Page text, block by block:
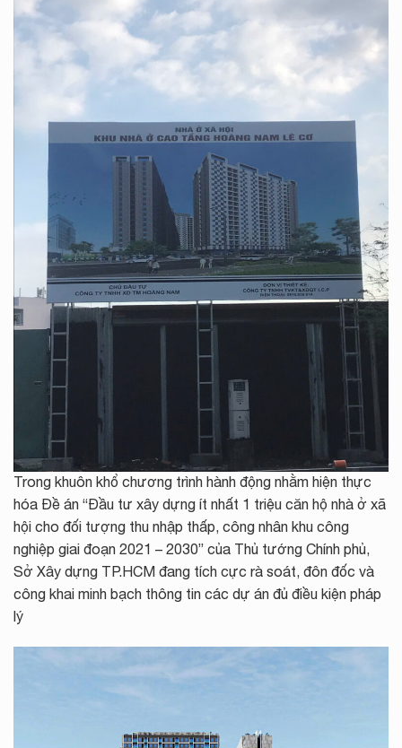
Trong khuôn khổ chương trình hành động nhằm hiện thực
hóa Đề án “Đầu tư xây dựng ít nhất 1 triệu căn hộ nhà ở xã
hội cho đối tượng thu nhập thấp, công nhân khu công
nghiệp giai đoạn 2021 – 2030” của Thủ tướng Chính phủ,
Sở Xây dựng TP.HCM đang tích cực rà soát, đôn đốc và
công khai minh bạch thông tin các dự án đủ điều kiện pháp
lý